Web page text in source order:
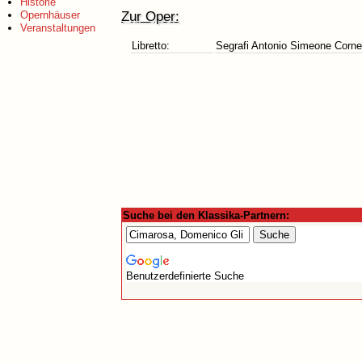
Opernhäuser
Veranstaltungen
Zur Oper:
Libretto: Segrafi Antonio Simeone
Suche bei den Klassika-Partnern:
Benutzerdefinierte Suche